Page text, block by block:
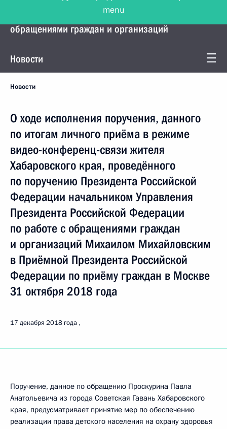
Управление Президента по работе с
обращениями граждан и организаций
Новости
Новости
О ходе исполнения поручения, данного
по итогам личного приёма в режиме
видео-конференц-связи жителя
Хабаровского края, проведённого
по поручению Президента Российской
Федерации начальником Управления
Президента Российской Федерации
по работе с обращениями граждан
и организаций Михаилом Михайловским
в Приёмной Президента Российской
Федерации по приёму граждан в Москве
31 октября 2018 года
17 декабря 2018 года
Поручение, данное по обращению Проскурина Павла
Анатольевича из города Советская Гавань Хабаровского
края, предусматривает принятие мер по обеспечению
реализации права детского населения на охрану здоровья
menu